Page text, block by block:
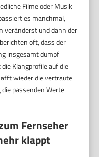
Filme oder Musik
es manchmal,
veränderst und dann der
oft, dass der
insgesamt dumpf
Klangprofile auf die
wieder die vertraute
passenden Werte
Fernseher
klappt